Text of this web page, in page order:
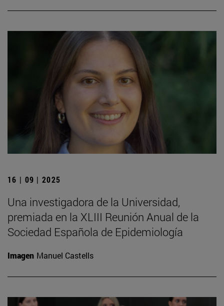
16 | 09 | 2025
Una investigadora de la Universidad,
premiada en la XLIII Reunión Anual de la
Sociedad Española de Epidemiología
Imagen Manuel Castells